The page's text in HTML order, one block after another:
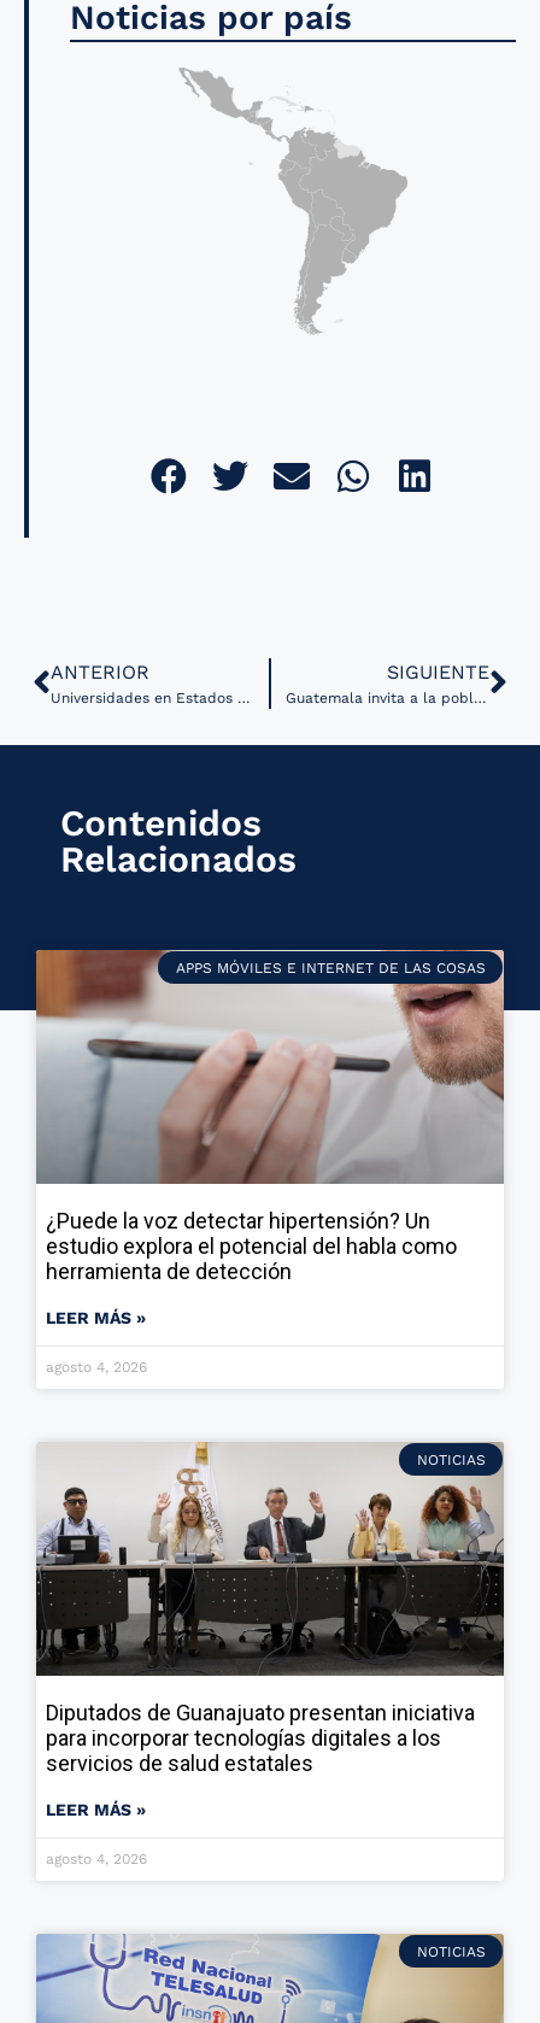
Noticias por país
ANTERIOR
Universidades en Estados Unidos financiarán tres grandes proyectos de IA en salud
SIGUIENTE
Guatemala invita a la población a enriquecer norma de regulación de teleconsultas
Contenidos
Relacionados
APPS MÓVILES E INTERNET DE LAS COSAS
¿Puede la voz detectar hipertensión? Un
estudio explora el potencial del habla como
herramienta de detección
LEER MÁS »
agosto 4, 2026
NOTICIAS
Diputados de Guanajuato presentan iniciativa
para incorporar tecnologías digitales a los
servicios de salud estatales
LEER MÁS »
agosto 4, 2026
NOTICIAS